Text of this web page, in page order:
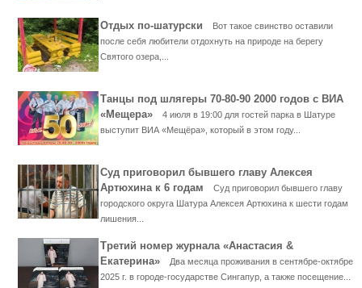
Отдых по-шатурски
Вот такое свинство оставили
после себя любители отдохнуть на природе на берегу
Святого озера,...
Танцы под шлягеры 70-80-90 2000 годов с ВИА
«Мещера»
4 июля в 19:00 для гостей парка в Шатуре
выступит ВИА «Мещёра», который в этом году...
Суд приговорил бывшего главу Алексея
Артюхина к 6 годам
Суд приговорил бывшего главу
городского округа Шатура Алексея Артюхина к шести годам
лишения...
Третий номер журнала «Анастасия &
Екатерина»
Два месяца проживания в сентябре-октябре
2025 г. в городе-государстве Сингапур, а также посещение...